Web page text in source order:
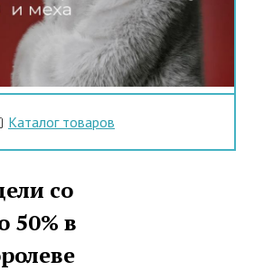
Каталог товаров
со
50% в